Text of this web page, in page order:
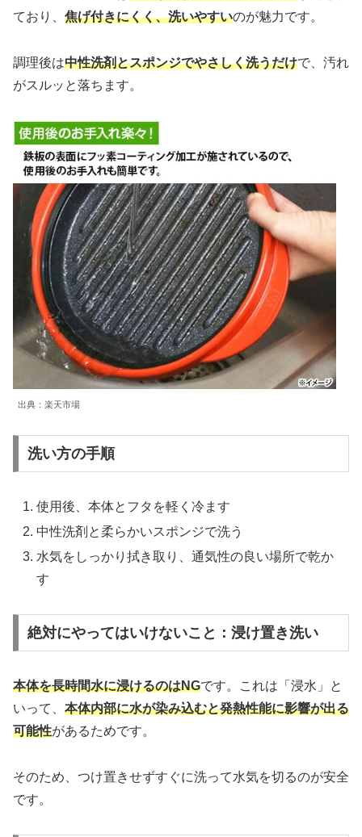
ており、 焦げ付きにくく、洗いやすいのが魅力です。
調理後は中性洗剤とスポンジでやさしく洗うだけで、汚れ
がスルッと落ちます。
出典：楽天市場
洗い方の手順
使用後、本体とフタを軽く冷ます
中性洗剤と柔らかいスポンジで洗う
水気をしっかり拭き取り、通気性の良い場所で乾か
す
絶対にやってはいけないこと：浸け置き洗い
本体を長時間水に浸けるのはNGです。これは「浸水」と
いって、 本体内部に水が染み込むと発熱性能に影響が出る
可能性があるためです。
そのため、つけ置きせずすぐに洗って水気を切るのが安全
です。